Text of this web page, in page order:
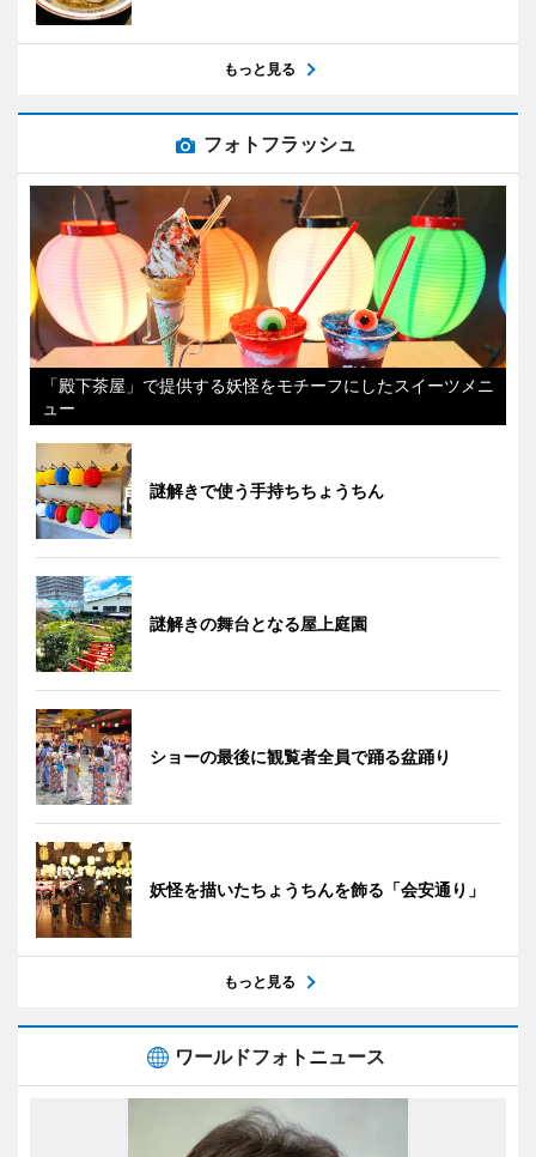
もっと見る
フォトフラッシュ
「殿下茶屋」で提供する妖怪をモチーフにしたスイーツメニ
ュー
謎解きで使う手持ちちょうちん
謎解きの舞台となる屋上庭園
ショーの最後に観覧者全員で踊る盆踊り
妖怪を描いたちょうちんを飾る「会安通り」
もっと見る
ワールドフォトニュース